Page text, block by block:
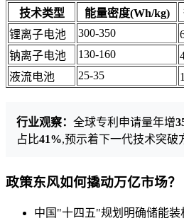
技术类型
能量密度(Wh/kg)
锂离子电池
300-350
钠离子电池
130-160
液流电池
25-35
行业观察： 全球专利申请量年增
占比41%,预示着下一代技术突破
政策东风如何撬动万亿市场？
中国"十四五"规划明确储能装